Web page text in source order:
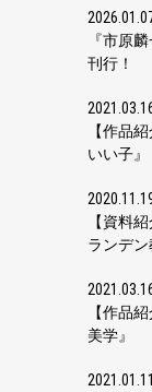
『市原
刊行！
【作品
いい子』
【資料
ランデン
【作品
美学』
2021.01.11